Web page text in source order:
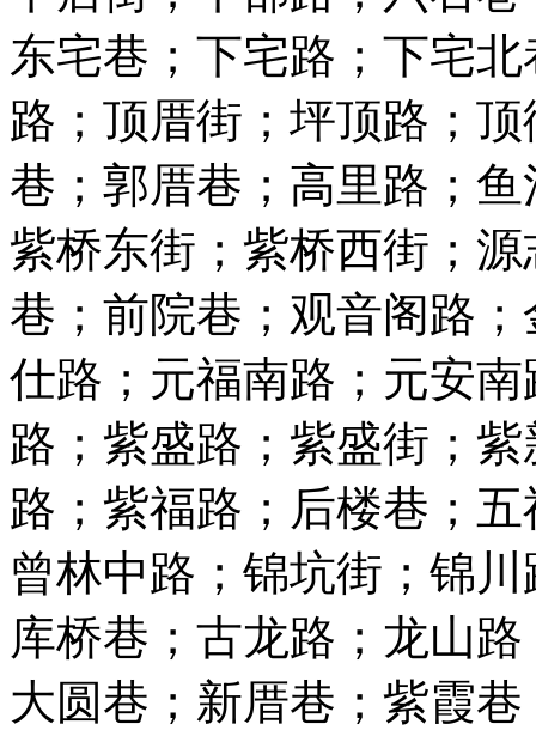
东宅巷；下宅路；下宅
路；顶厝街；坪顶路；
巷；郭厝巷；高里路；
紫桥东街；紫桥西街；
巷；前院巷；观音阁路
仕路；元福南路；元安
路；紫盛路；紫盛街；
路；紫福路；后楼巷；
曾林中路；锦坑街；锦
库桥巷；古龙路；龙山
大圆巷；新厝巷；紫霞